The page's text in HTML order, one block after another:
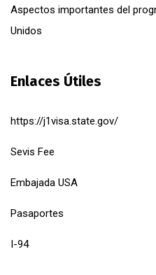
Aspectos importantes del
Unidos
Enlaces Útiles
https://j1visa.state.gov/
Sevis Fee
Embajada USA
Pasaportes
I-94